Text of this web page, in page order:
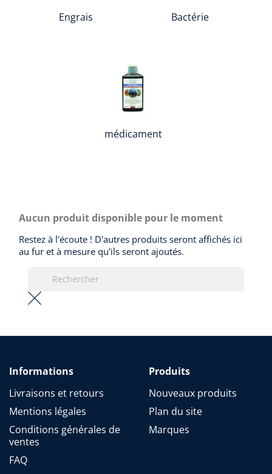
Engrais Bactérie
médicament
Aucun produit disponible pour le moment
Restez à l'écoute ! D'autres produits seront affichés ici
au fur et à mesure qu'ils seront ajoutés.
Informations
Livraisons et retours
Mentions légales
Conditions générales de
ventes
FAQ
Produits
Nouveaux produits
Plan du site
Marques